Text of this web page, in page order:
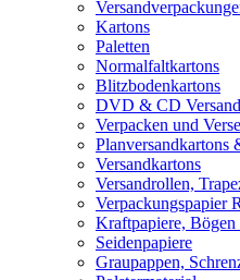
Kartons
Paletten
Normalfaltkartons
Blitzbodenkartons
DVD & CD
Verpacken und
Planversandkartons
Versandkartons
Versandrollen,
Verpackungspapier
Kraftpapiere, Bögen
Seidenpapiere
Graupappen,